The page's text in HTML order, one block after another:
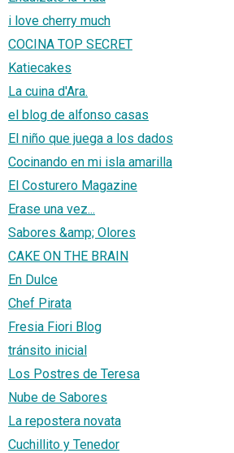
i love cherry much
COCINA TOP SECRET
Katiecakes
La cuina d'Ara.
el blog de alfonso casas
El niño que juega a los dados
Cocinando en mi isla amarilla
El Costurero Magazine
Erase una vez...
Sabores &amp; Olores
CAKE ON THE BRAIN
En Dulce
Chef Pirata
Fresia Fiori Blog
tránsito inicial
Los Postres de Teresa
Nube de Sabores
La repostera novata
Cuchillito y Tenedor